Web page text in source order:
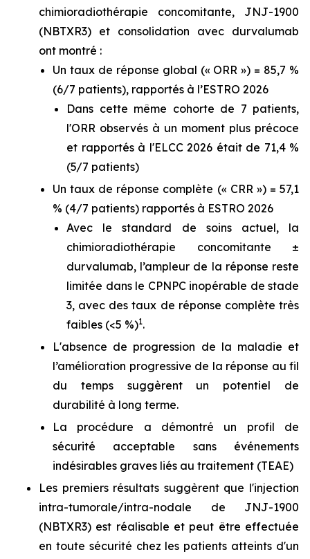
chimioradiothérapie concomitante, JNJ-1900
(NBTXR3) et consolidation avec durvalumab
ont montré :
Un taux de réponse global (« ORR ») = 85,7 %
(6/7 patients), rapportés à l’ESTRO 2026
Dans cette même cohorte de 7 patients,
l'ORR observés à un moment plus précoce
et rapportés à l'ELCC 2026 était de 71,4 %
(5/7 patients)
Un taux de réponse complète (« CRR ») = 57,1
% (4/7 patients) rapportés à ESTRO 2026
Avec le standard de soins actuel, la
chimioradiothérapie concomitante ±
durvalumab, l’ampleur de la réponse reste
limitée dans le CPNPC inopérable de stade
3, avec des taux de réponse complète très
faibles (<5 %)1.
L'absence de progression de la maladie et
l’amélioration progressive de la réponse au fil
du temps suggèrent un potentiel de
durabilité à long terme.
La procédure a démontré un profil de
sécurité acceptable sans événements
indésirables graves liés au traitement (TEAE)
Les premiers résultats suggèrent que l'injection
intra-tumorale/intra-nodale de JNJ-1900
(NBTXR3) est réalisable et peut être effectuée
en toute sécurité chez les patients atteints d'un